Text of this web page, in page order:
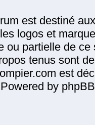
est destiné
logos et
ou partielle de
tenus sont
est
Powered by